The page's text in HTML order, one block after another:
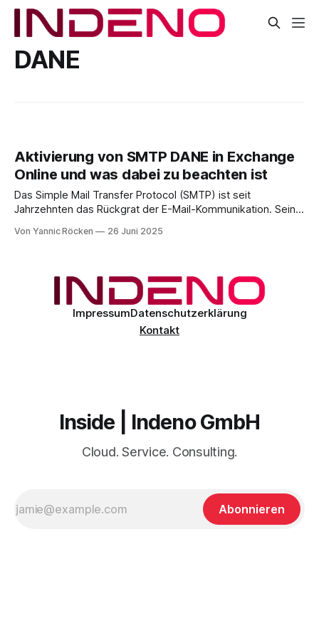
DANE
Aktivierung von SMTP DANE in Exchange
Online und was dabei zu beachten ist
Das Simple Mail Transfer Protocol (SMTP) ist seit
Jahrzehnten das Rückgrat der E-Mail-Kommunikation. Seine
stellt sie eine Schwachstelle dar. Standard-SMTP überträgt
werden, jedoch erfolgt
Von Yannic Röcken 26 Juni 2025
ImpressumDatenschutzerklärung
Kontakt
Inside | Indeno GmbH
Cloud. Service. Consulting.
Abonnieren